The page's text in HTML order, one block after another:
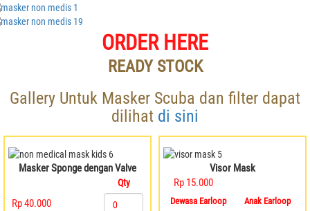
ORDER HERE
READY STOCK
Gallery Untuk Masker Scuba dan filter dapat
dilihat di sini
Masker Sponge dengan Valve
Rp 40.000
Qty
Visor Mask
Rp 15.000
Dewasa Earloop Anak Earloop